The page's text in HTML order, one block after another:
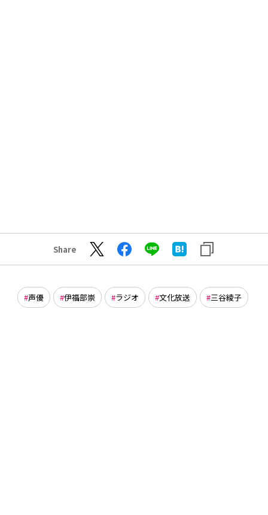
Share
声優 伊福部崇 ラジオ 文化放送 三谷綾子